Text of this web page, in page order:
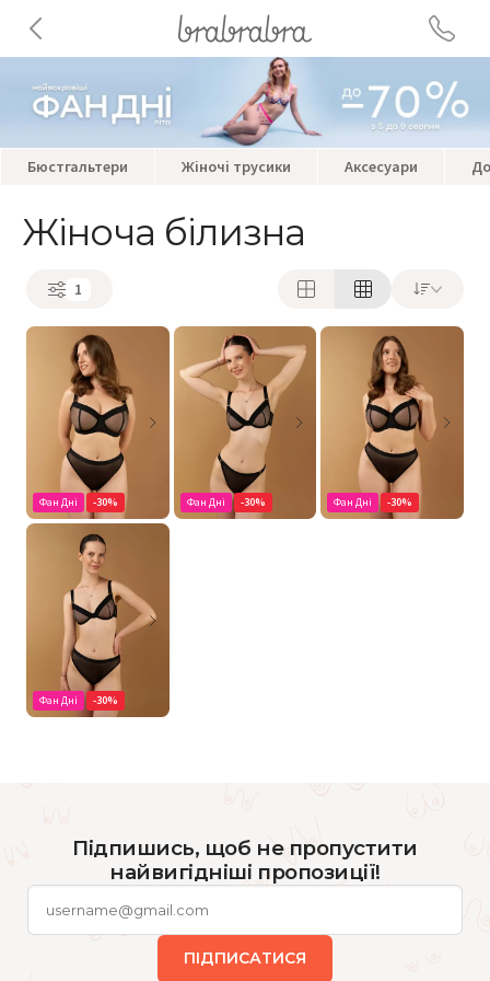
Бюстгальтери Жіночі трусики Аксесуари
Жіноча білизна
1
Фан Дні -30% Фан Дні -30% Фан Дні -30%
Фан Дні -30%
Підпишись, щоб не пропустити
найвигідніші пропозиції!
ПІДПИСАТИСЯ